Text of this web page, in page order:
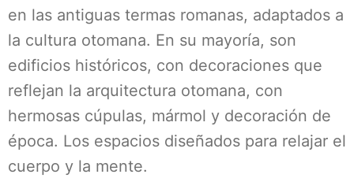
en las antiguas termas romanas, adaptados a
la cultura otomana. En su mayoría, son
edificios históricos, con decoraciones que
reflejan la arquitectura otomana, con
hermosas cúpulas, mármol y decoración de
época. Los espacios diseñados para relajar el
cuerpo y la mente.